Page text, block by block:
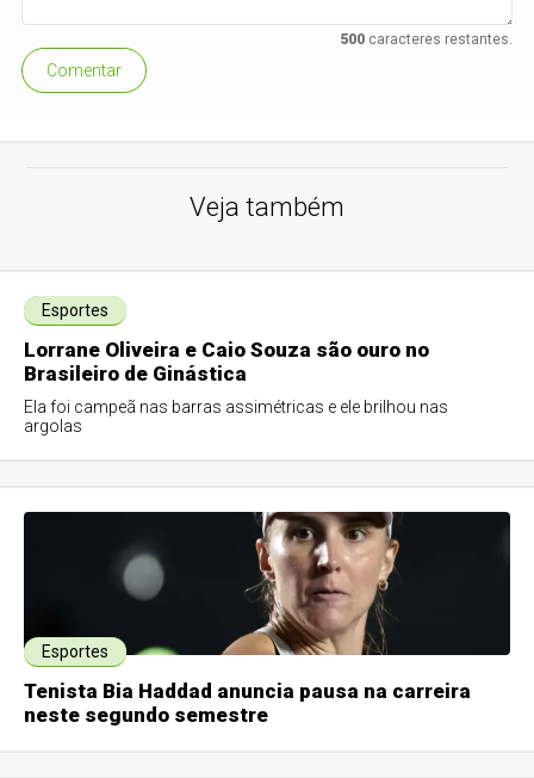
500caracteres restantes.
Comentar
Veja também
Esportes
Lorrane Oliveira e Caio Souza são ouro no
Brasileiro de Ginástica
Ela foi campeã nas barras assimétricas e ele brilhou nas
argolas
Esportes
Tenista Bia Haddad anuncia pausa na carreira
neste segundo semestre